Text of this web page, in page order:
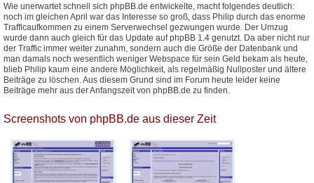
Wie unerwartet schnell sich phpBB.de entwickelte, macht folgendes deutlich:
noch im gleichen April war das Interesse so groß, dass Philip durch das enorme
Trafficaufkommen zu einem Serverwechsel gezwungen wurde. Der Umzug
wurde dann auch gleich für das Update auf phpBB 1.4 genutzt. Da aber nicht nur
der Traffic immer weiter zunahm, sondern auch die Größe der Datenbank und
man damals noch wesentlich weniger Webspace für sein Geld bekam als heute,
blieb Philip kaum eine andere Möglichkeit, als regelmäßig Nullposter und ältere
Beiträge zu löschen. Aus diesem Grund sind im Forum heute leider keine
Beiträge mehr aus der Anfangszeit von phpBB.de zu finden.
Screenshots von phpBB.de aus dieser Zeit